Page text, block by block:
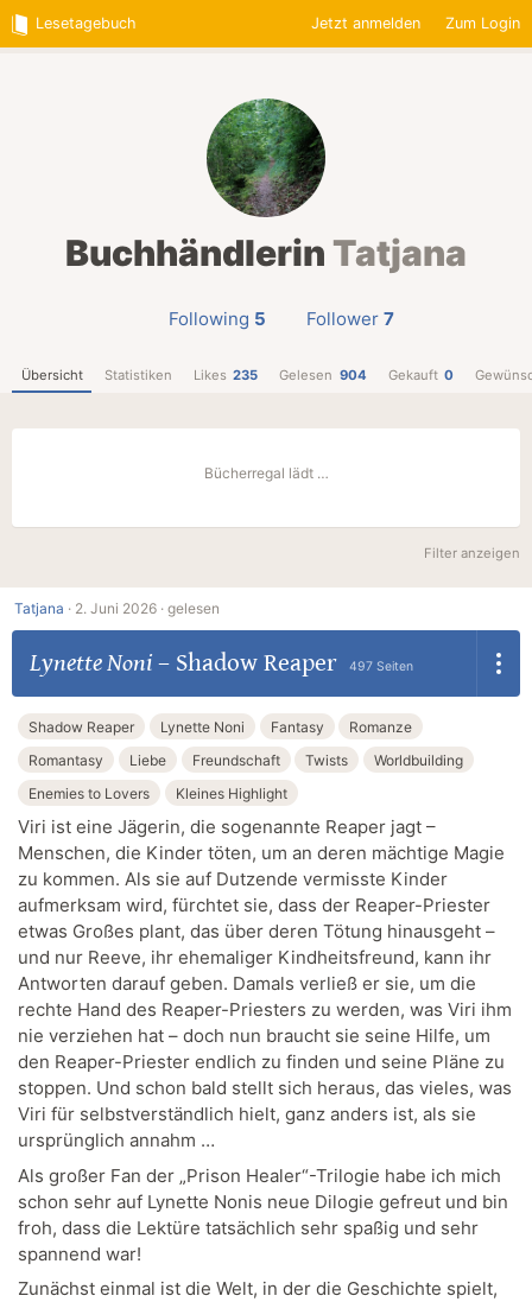
Lesetagebuch Jetzt anmelden Zum Login
Buchhändlerin Tatjana
Following 5 Follower 7
Übersicht Statistiken Likes 235 Gelesen 904 Gekauft 0
Bücherregal lädt …
Filter anzeigen
Tatjana · 2. Juni 2026 · gelesen
Lynette Noni– Shadow Reaper 497 Seiten
Shadow Reaper Lynette Noni Fantasy
Romanze
Romantasy
Liebe Freundschaft Twists
Worldbuilding
Enemies to Lovers
Kleines Highlight
Viri ist eine Jägerin, die sogenannte Reaper jagt –
Menschen, die Kinder töten, um an deren mächtige Magie
zu kommen. Als sie auf Dutzende vermisste Kinder
aufmerksam wird, fürchtet sie, dass der Reaper-Priester
etwas Großes plant, das über deren Tötung hinausgeht –
und nur Reeve, ihr ehemaliger Kindheitsfreund, kann ihr
Antworten darauf geben. Damals verließ er sie, um die
rechte Hand des Reaper-Priesters zu werden, was Viri ihm
nie verziehen hat – doch nun braucht sie seine Hilfe, um
den Reaper-Priester endlich zu finden und seine Pläne zu
stoppen. Und schon bald stellt sich heraus, das vieles, was
Viri für selbstverständlich hielt, ganz anders ist, als sie
ursprünglich annahm …
Als großer Fan der „Prison Healer“-Trilogie habe ich mich
schon sehr auf Lynette Nonis neue Dilogie gefreut und bin
froh, dass die Lektüre tatsächlich sehr spaßig und sehr
spannend war!
Zunächst einmal ist die Welt, in der die Geschichte spielt,